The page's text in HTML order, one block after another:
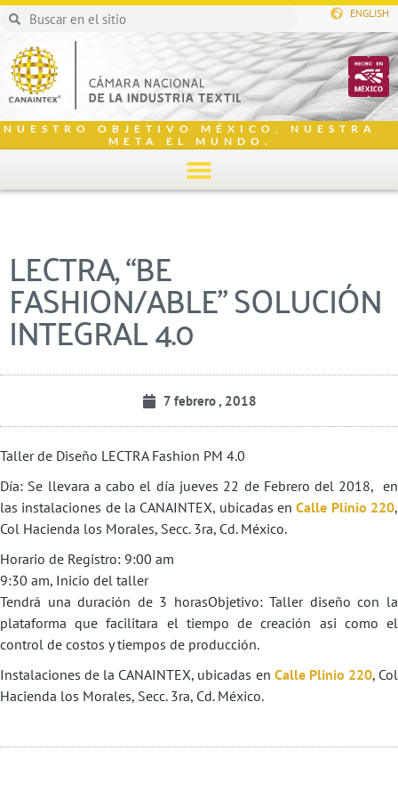
ENGLISH
NUESTRO OBJETIVO MÉXICO, NUESTRA
META EL MUNDO.
LECTRA, “BE
FASHION/ABLE” SOLUCIÓN
INTEGRAL 4.0
7 febrero , 2018
Taller de Diseño LECTRA Fashion PM 4.0
Día: Se llevara a cabo el día jueves 22 de Febrero del 2018, en
las instalaciones de la CANAINTEX, ubicadas enCalle Plinio 220,
Col Hacienda los Morales, Secc. 3ra, Cd. México.
Horario de Registro: 9:00 am
9:30 am, Inicio del taller
Tendrá una duración de 3 horasObjetivo: Taller diseño con la
plataforma que facilitara el tiempo de creación asi como el
control de costos y tiempos de producción.
Instalaciones de la CANAINTEX, ubicadas en Calle Plinio 220, Col
Hacienda los Morales, Secc. 3ra, Cd. México.